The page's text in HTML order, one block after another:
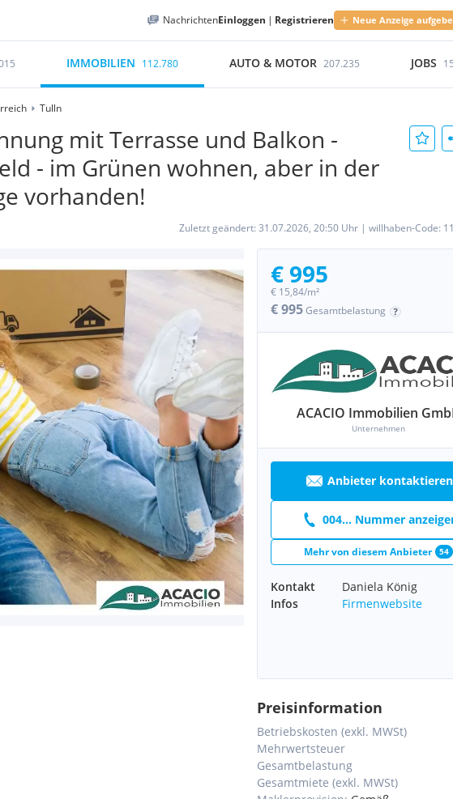
NachrichtenEinloggen | Registrieren Neue Anzeige
IMMOBILIEN 112.780 AUTO & MOTOR 207.235 JOBS
Tulln
mit Terrasse und Balkon -
- im Grünen wohnen, aber in der
vorhanden!
Zuletzt geändert: 31.07.2026, 20:50 Uhr | willhaben-Code:
€ 995
€ 15,84/m²
€ 995Gesamtbelastung
ACACIO Immobilien
Unternehmen
Anbieter kontaktieren
004... Nummer
Mehr von diesem Anbieter 54
Kontakt
Daniela König
Infos
Firmenwebsite
Preisinformation
Betriebskosten (exkl. MWSt)
Mehrwertsteuer
Gesamtbelastung
Gesamtmiete (exkl. MWSt)